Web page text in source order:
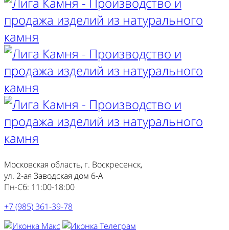
Московская область, г. Воскресенск,
ул. 2-ая Заводская дом 6-А
Пн-Сб: 11:00-18:00
+7 (985) 361-39-78